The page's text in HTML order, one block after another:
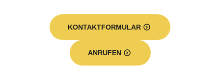
KONTAKTFORMULAR
ANRUFEN